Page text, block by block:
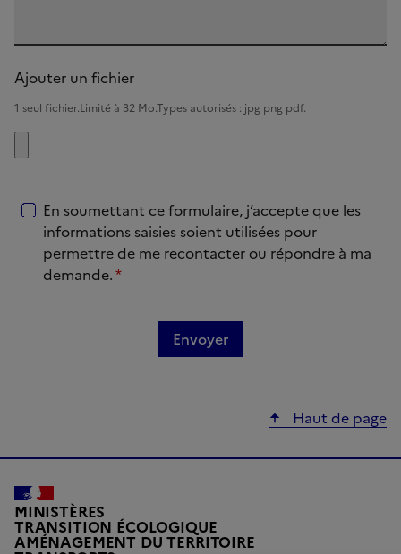
Ajouter un fichier
1 seul fichier.Limité à 32 Mo.Types autorisés : jpg png pdf.
En soumettant ce formulaire, j’accepte que les
informations saisies soient utilisées pour
permettre de me recontacter ou répondre à ma
demande.*
Haut de page
MINISTÈRES
TRANSITION ÉCOLOGIQUE
AMÉNAGEMENT DU TERRITOIRE